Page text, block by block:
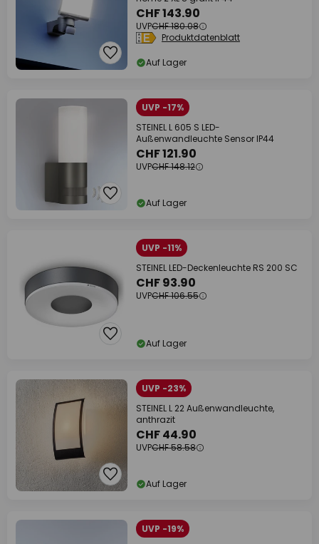
CHF 143.90
UVPCHF 180.08
Produktdatenblatt
Auf Lager
UVP -17%
STEINEL L 605 S LED-
Außenwandleuchte Sensor IP44
CHF 121.90
UVPCHF 148.12
Auf Lager
UVP -11%
STEINEL LED-Deckenleuchte RS 200 SC
CHF 93.90
UVPCHF 106.55
Auf Lager
UVP -23%
STEINEL L 22 Außenwandleuchte,
anthrazit
CHF 44.90
UVPCHF 58.58
Auf Lager
UVP -19%